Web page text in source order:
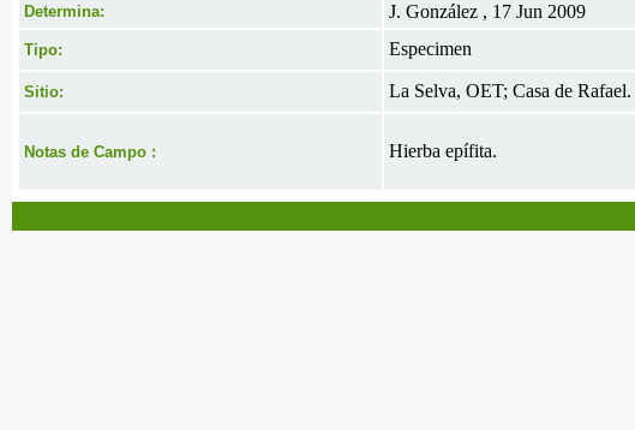
Determina: J. González , 17 Jun 2009
Tipo: Especimen
Sitio: La Selva, OET; Casa de Rafael.
Notas de Campo : Hierba epífita.